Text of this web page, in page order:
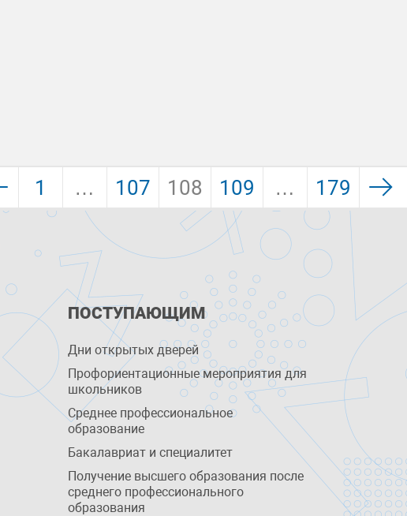
1 … 107 108 109 … 179
ПОСТУПАЮЩИМ
Дни открытых дверей
Профориентационные мероприятия для
школьников
Среднее профессиональное
образование
Бакалавриат и специалитет
Получение высшего образования после
среднего профессионального
образования